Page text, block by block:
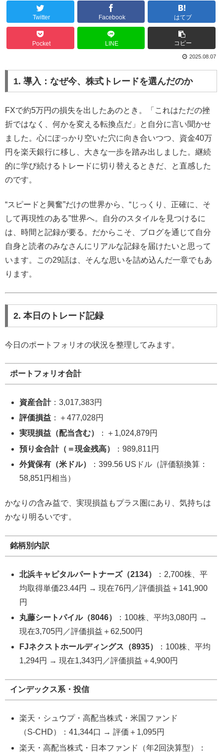
Twitter Facebook はてブ
Pocket LINE コピー
2025.08.07
1. 導入：なぜ今、株式トレードを選んだのか
FXで約5万円の損失を出したあのとき。「これはただの挫
折ではなく、何かを変える転換点だ」と自分に言い聞かせ
ました。心にぽっかり空いた穴に向き合いつつ、資金40万
円を楽天銀行に移し、大きな一歩を踏み出しました。継続
的に学び続けるトレードに切り替えるときだ、と直感した
のです。
“スピードと興奮”だけの世界から、“じっくり、正確に、そ
して再現性のある”世界へ。自分のスタイルを見つけるに
は、時間と記録が要る。だからこそ、ブログを通じて自分
自身と読者のみなさんにリアルな記録を届けたいと思って
います。この29話は、そんな思いを詰め込んだ一章でもあ
ります。
2. 本日のトレード記録
今日のポートフォリオの状況を整理してみます。
ポートフォリオ合計
資産合計：3,017,383円
評価損益 ：＋477,028円
実現損益（配当含む）
：＋1,024,879円
預り金合計（＝現金残高）
：989,811円
外貨保有（米ドル）
：399.56 USドル（評価額換算：
58,851円相当）
かなりの含み益で、実現損益もプラス圏にあり、気持ちは
かなり明るいです。
銘柄別内訳
北浜キャピタルパートナーズ（2134）
：2,700株、平
均取得単価23.44円 → 現在76円／評価損益＋141,900
円
丸藤シートパイル（8046）
：100株、平均3,080円 →
現在3,705円／評価損益＋62,500円
FJネクストホールディングス（8935）
：100株、平均
1,294円 → 現在1,343円／評価損益＋4,900円
インデックス系・投信
楽天・シュウプ・高配当株式・米国ファンド
（S‑CHD）：41,344口 → 評価＋1,095円
楽天・高配当株式・日本ファンド（年2回決算型）：